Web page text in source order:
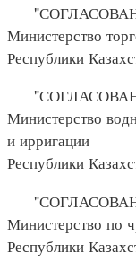
Министерство
Республики
Министерство
и ирригации
Республики
Министерство по
Республики